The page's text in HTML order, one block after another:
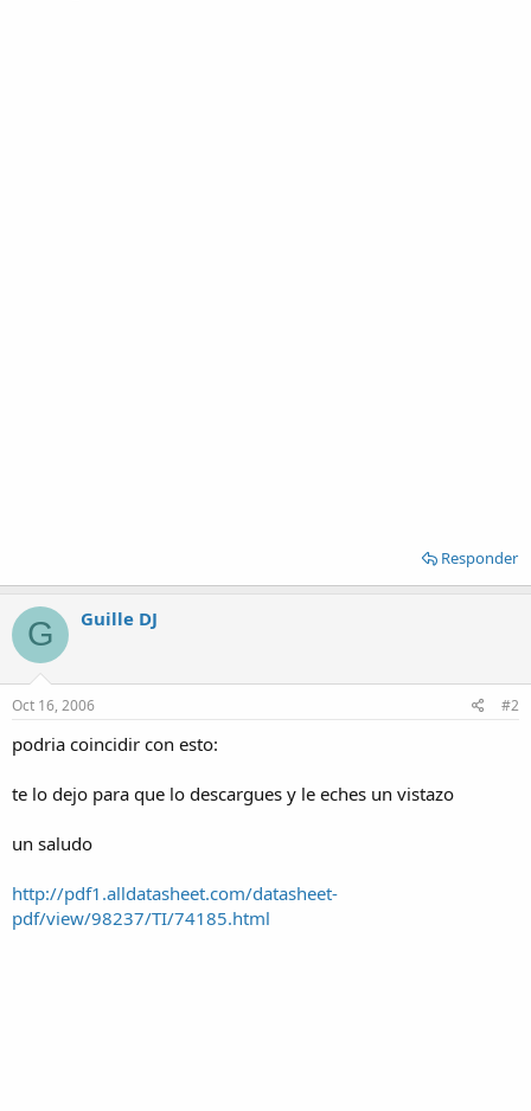
Responder
G Guille DJ
Oct 16, 2006 #2
podria coincidir con esto:
te lo dejo para que lo descargues y le eches un vistazo
un saludo
http://pdf1.alldatasheet.com/datasheet-
pdf/view/98237/TI/74185.html